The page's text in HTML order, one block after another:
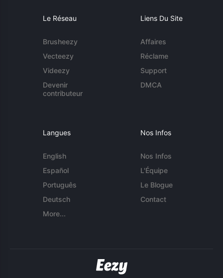
Le Réseau
Brusheezy
Vecteezy
Videezy
Devenir
contributeur
Liens Du Site
Affaires
Réclame
Support
DMCA
Langues
English
Español
Português
Deutsch
More...
Nos Infos
Nos Infos
L'Équipe
Le Blogue
Contact